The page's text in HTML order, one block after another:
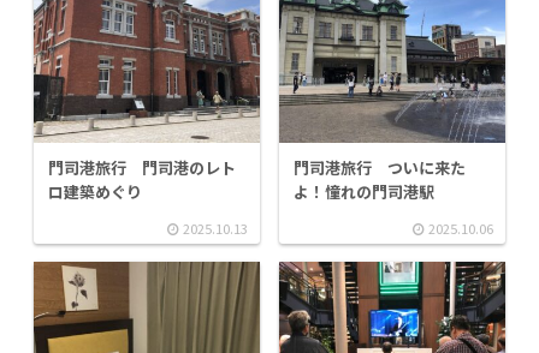
門司港旅行 門司港のレト
ロ建築めぐり
2025.10.13
門司港旅行 ついに来た
よ！憧れの門司港駅
2025.10.06